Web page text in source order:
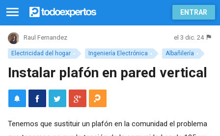
ENTRAR
Electricidad del hogar Ingeniería Electrónica Albañilería
Raul Fernandez el 3 dic. 24
Instalar plafón en pared vertical
Tenemos que sustituir un plafón en la comunidad el problema